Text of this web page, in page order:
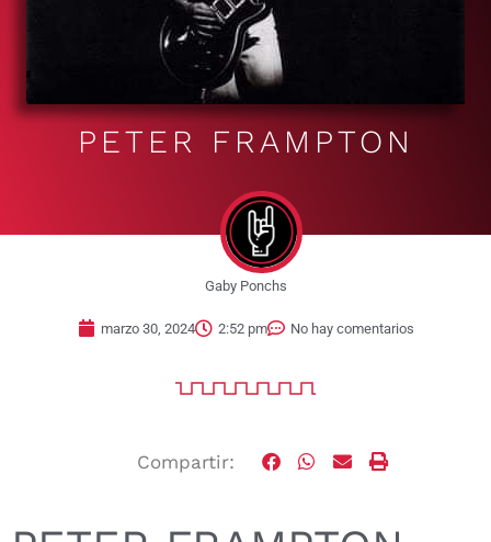
PETER FRAMPTON
Gaby Ponchs
marzo 30, 2024 2:52 pm No hay comentarios
Compartir: